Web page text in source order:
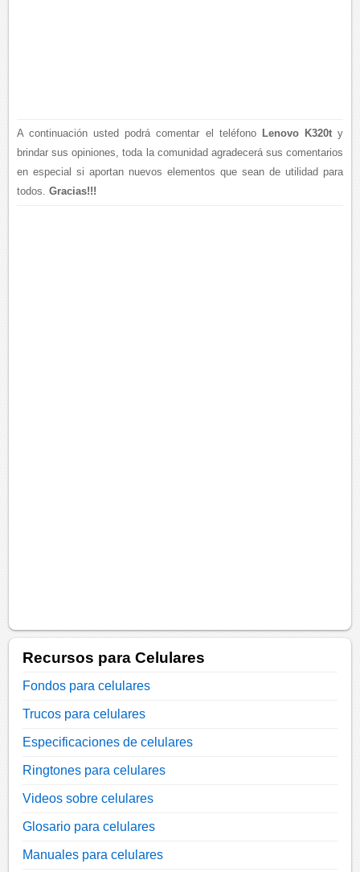
A continuación usted podrá comentar el teléfono Lenovo K320ty
brindar sus opiniones, toda la comunidad agradecerá sus comentarios
en especial si aportan nuevos elementos que sean de utilidad para
todos.Gracias!!!
Recursos para Celulares
Fondos para celulares
Trucos para celulares
Especificaciones de celulares
Ringtones para celulares
Videos sobre celulares
Glosario para celulares
Manuales para celulares